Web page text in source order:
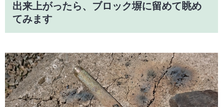
出来上がったら、ブロック塀に留めて眺め
てみます